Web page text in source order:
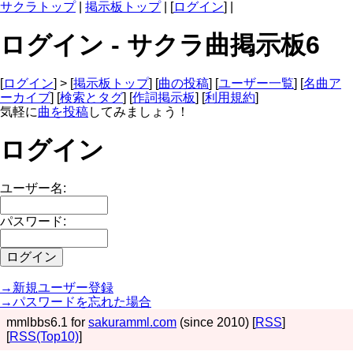
サクラトップ| 掲示板トップ| [ログイン] |
ログイン - サクラ曲掲示板6
[ログイン] > [掲示板トップ] [曲の投稿] [ユーザー一覧] [名曲ア
ーカイブ] [検索とタグ] [作詞掲示板] [利用規約]
気軽に曲を投稿してみましょう！
ログイン
ユーザー名:
パスワード:
→新規ユーザー登録
→パスワードを忘れた場合
mmlbbs6.1 for sakuramml.com (since 2010) [RSS]
[RSS(Top10)]